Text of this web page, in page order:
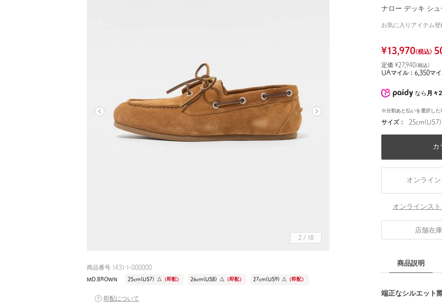
2 / 18
商品番号 1431-1-000000
MD.BROWN 25cm(US7) △ （即配） 26cm(US8) △ （即配） 27cm(US9) △ （即配）
即配について
ナロー デッキ シュ
お気に入りアイテム登
¥13,970(税込)
定価 ¥27,940(税込)
UAマイル： 6,350マ
なら 月々
※分割あと払いを選択した
サイズ：
カ
オンライ
オンラインス
店舗在庫
商品説明
端正なシルエット